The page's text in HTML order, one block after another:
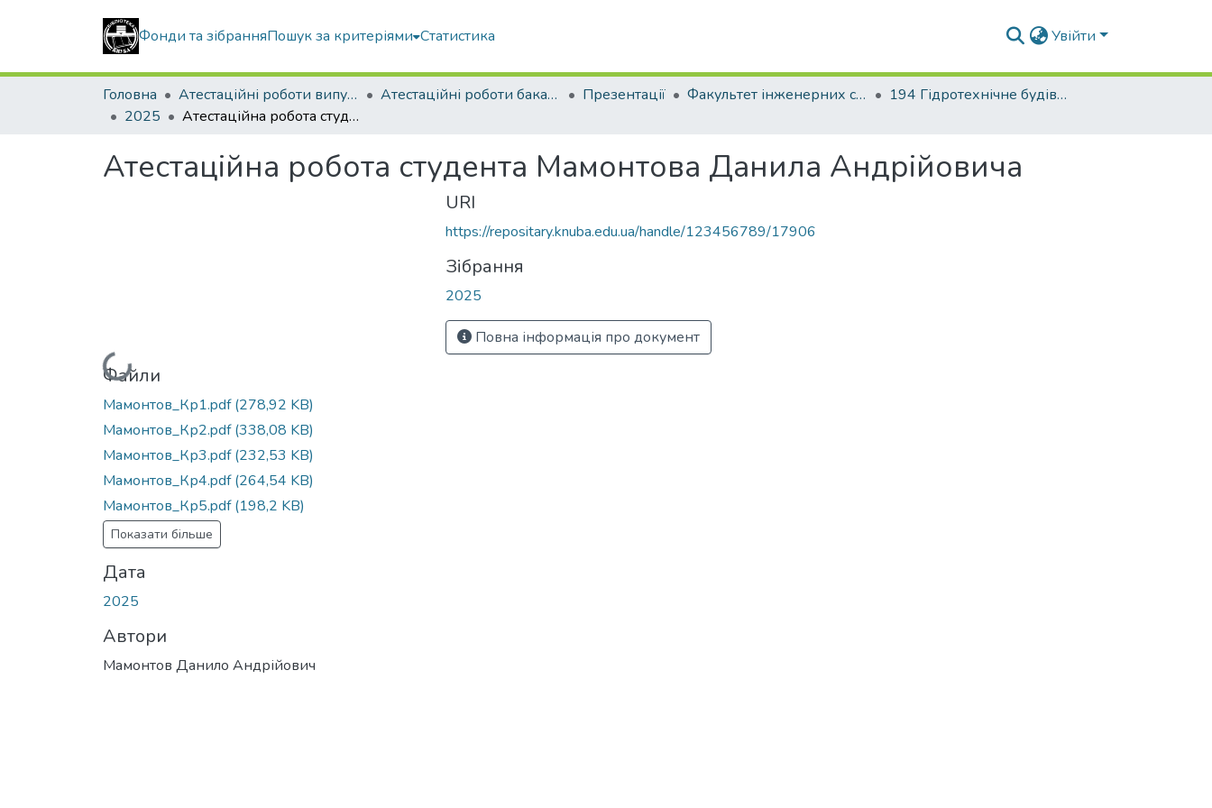
Фонди та зібранняПошук за критеріями Статистика Увійти
Головна Атестаційні роботи випускників Атестаційні роботи бакалаврів Презентації Факультет інженерних систем та екології
194 Гідротехнічне будівництво, водна інженерія та водні технології. Водогосподарське будівництво і управління водними ресурсами та системами
2025
Атестаційна робота студента Мамонтова Данила Андрійовича
Атестаційна робота студента Мамонтова Данила Андрійовича
Вантажиться...
Файли
Мамонтов_Кр1.pdf(278,92 KB)
Мамонтов_Кр2.pdf(338,08 KB)
Мамонтов_Кр3.pdf(232,53 KB)
Мамонтов_Кр4.pdf(264,54 KB)
Мамонтов_Кр5.pdf(198,2 KB)
Показати більше
Дата
2025
Автори
Мамонтов Данило Андрійович
URI
https://repositary.knuba.edu.ua/handle/123456789/17906
Зібрання
2025
Повна інформація про документ